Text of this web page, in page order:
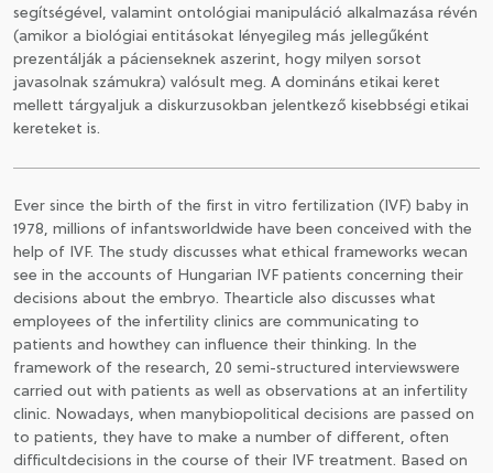
segítségével, valamint ontológiai manipuláció alkalmazása révén
(amikor a biológiai entitásokat lényegileg más jellegűként
prezentálják a pácienseknek aszerint, hogy milyen sorsot
javasolnak számukra) valósult meg. A domináns etikai keret
mellett tárgyaljuk a diskurzusokban jelentkező kisebbségi etikai
kereteket is.
Ever since the birth of the first in vitro fertilization (IVF) baby in
1978, millions of infantsworldwide have been conceived with the
help of IVF. The study discusses what ethical frameworks wecan
see in the accounts of Hungarian IVF patients concerning their
decisions about the embryo. Thearticle also discusses what
employees of the infertility clinics are communicating to
patients and howthey can influence their thinking. In the
framework of the research, 20 semi-structured interviewswere
carried out with patients as well as observations at an infertility
clinic. Nowadays, when manybiopolitical decisions are passed on
to patients, they have to make a number of different, often
difficultdecisions in the course of their IVF treatment. Based on